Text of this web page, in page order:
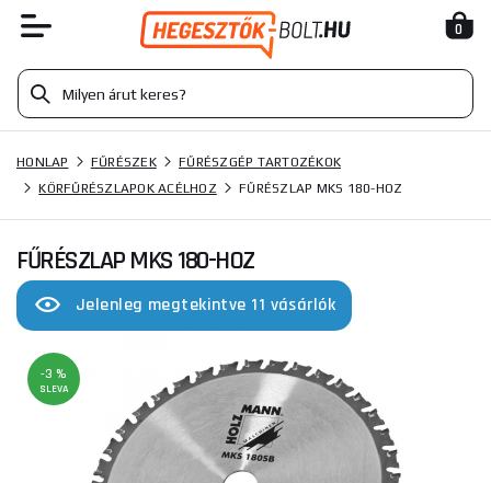
0
HONLAP FŰRÉSZEK
FŰRÉSZGÉP TARTOZÉKOK
KÖRFŰRÉSZLAPOK ACÉLHOZ
FŰRÉSZLAP MKS 180-HOZ
FŰRÉSZLAP MKS 180-HOZ
Jelenleg megtekintve 11 vásárlók
-3 %
SLEVA